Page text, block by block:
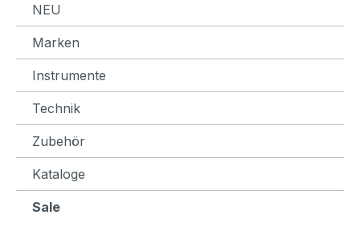
NEU
Marken
Instrumente
Technik
Zubehör
Kataloge
Sale